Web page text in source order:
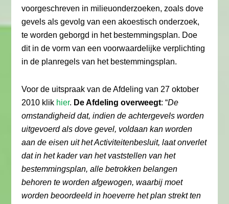
voorgeschreven in milieuonderzoeken, zoals dove
gevels als gevolg van een akoestisch onderzoek,
te worden geborgd in het bestemmingsplan. Doe
dit in de vorm van een voorwaardelijke verplichting
in de planregels van het bestemmingsplan.
Voor de uitspraak van de Afdeling van 27 oktober
2010 klik hier. De Afdeling overweegt: “De
omstandigheid dat, indien de achtergevels worden
uitgevoerd als dove gevel, voldaan kan worden
aan de eisen uit het Activiteitenbesluit, laat onverlet
dat in het kader van het vaststellen van het
bestemmingsplan, alle betrokken belangen
behoren te worden afgewogen, waarbij moet
worden beoordeeld in hoeverre het plan strekt ten